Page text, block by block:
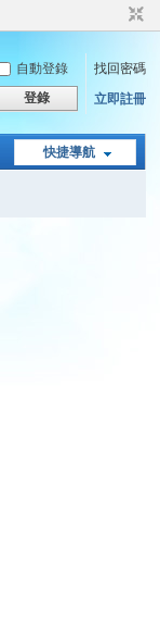
自動登錄
找回密碼
登錄 立即註冊
快捷導航